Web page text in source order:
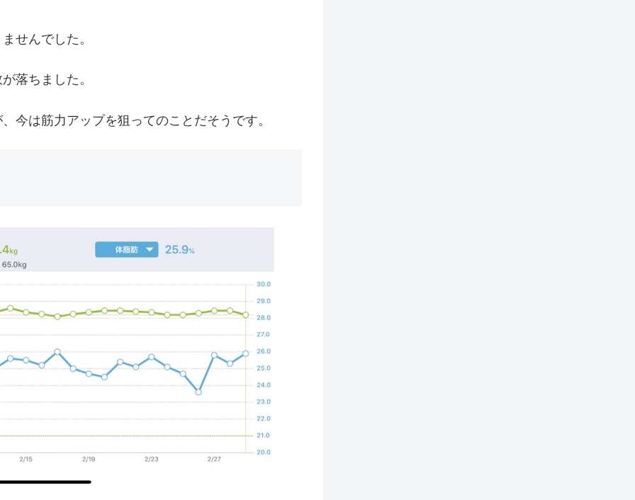
せんでした。
落ちました。
今は筋力アップを狙ってのことだそうです。